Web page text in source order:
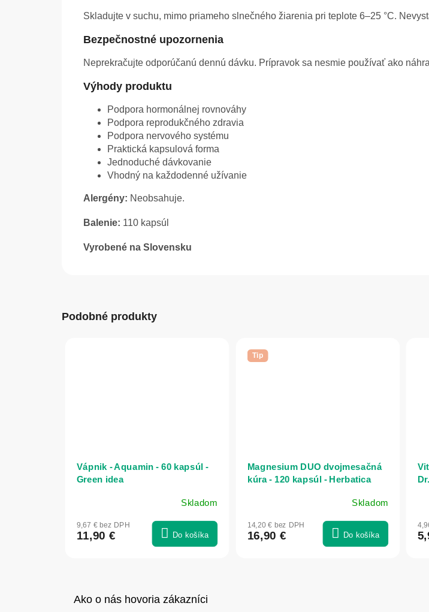
Skladujte v suchu, mimo priameho slnečného žiarenia pri teplote 6–25 °C.
Bezpečnostné upozornenia
Neprekračujte odporúčanú dennú dávku. Prípravok sa nesmie používať ako
Výhody produktu
Podpora hormonálnej rovnováhy
Podpora reprodukčného zdravia
Podpora nervového systému
Praktická kapsulová forma
Jednoduché dávkovanie
Vhodný na každodenné užívanie
Alergény: Neobsahuje.
Balenie: 110 kapsúl
Vyrobené na Slovensku
Podobné produkty
Vápnik - Aquamin - 60 kapsúl -
Green idea
Skladom
9,67 € bez DPH
11,90 € Do košíka
Tip
Magnesium DUO dvojmesačná
kúra - 120 kapsúl - Herbatica
produktu
Skladom
14,20 € bez DPH
16,90 € Do košíka